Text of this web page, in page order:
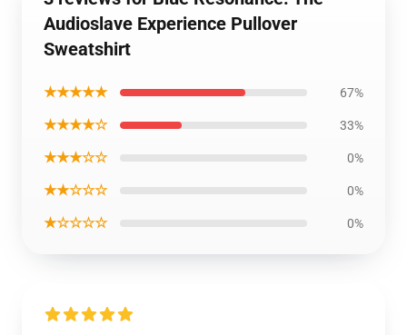
Audioslave Experience Pullover
Sweatshirt
★★★★★ 67%
★★★★☆ 33%
★★★☆☆ 0%
★★☆☆☆ 0%
★☆☆☆☆ 0%